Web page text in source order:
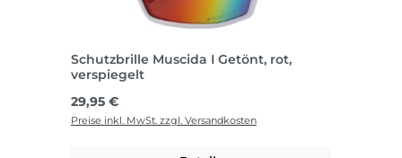
Schutzbrille Muscida I Getönt, rot,
verspiegelt
Regulärer Preis:
29,95 €
Preise inkl. MwSt. zzgl. Versandkosten